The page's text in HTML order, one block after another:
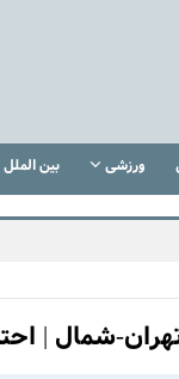
ورزشی بین الملل
شمال |